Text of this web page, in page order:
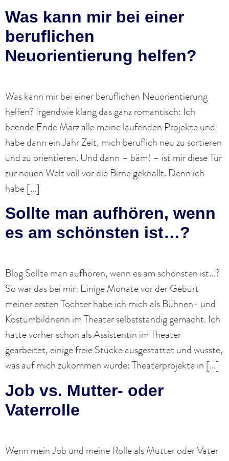
Was kann mir bei einer
beruflichen
Neuorientierung helfen?
Was kann mir bei einer beruflichen Neuorientierung
helfen? Irgendwie klang das ganz romantisch: Ich
beende Ende März alle meine laufenden Projekte und
habe dann ein Jahr Zeit, mich beruflich neu zu sortieren
und zu orientieren. Und dann – bäm! – ist mir diese Tür
zur neuen Welt voll vor die Birne geknallt. Denn ich
habe […]
Sollte man aufhören, wenn
es am schönsten ist…?
Blog Sollte man aufhören, wenn es am schönsten ist…?
So war das bei mir: Einige Monate vor der Geburt
meiner ersten Tochter habe ich mich als Bühnen- und
Kostümbildnerin im Theater selbstständig gemacht. Ich
hatte vorher schon als Assistentin im Theater
gearbeitet, einige freie Stücke ausgestattet und wusste,
was auf mich zukommen würde: Theaterprojekte in […]
Job vs. Mutter- oder
Vaterrolle
Wenn mein Job und meine Rolle als Mutter oder Vater